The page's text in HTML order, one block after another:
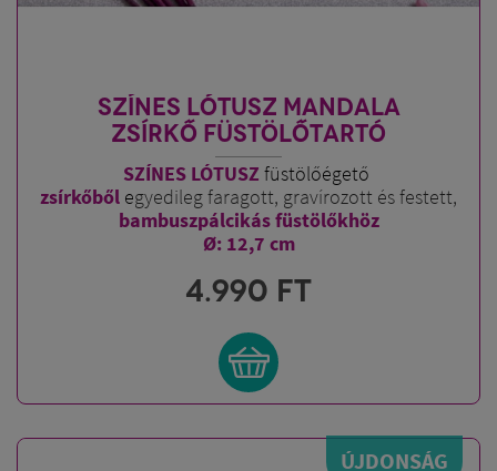
SZÍNES LÓTUSZ MANDALA
ZSÍRKŐ FÜSTÖLŐTARTÓ
SZÍNES LÓTUSZ füstölőégető
zsírkőből egyedileg faragott, gravírozott és festett,
bambuszpálcikás füstölőkhöz
Ø: 12,7 cm
4.990 FT
ÚJDONSÁG